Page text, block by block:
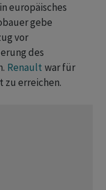
europäisches
gebe
vor
des
Renault war für
zu erreichen.